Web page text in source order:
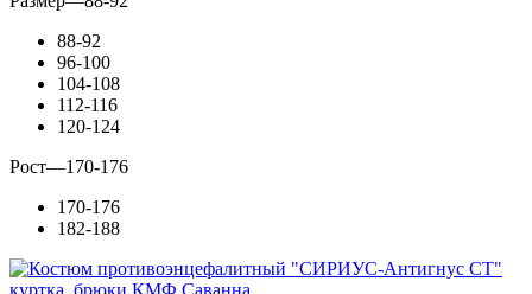
88-92
96-100
104-108
112-116
120-124
Рост—170-176
170-176
182-188